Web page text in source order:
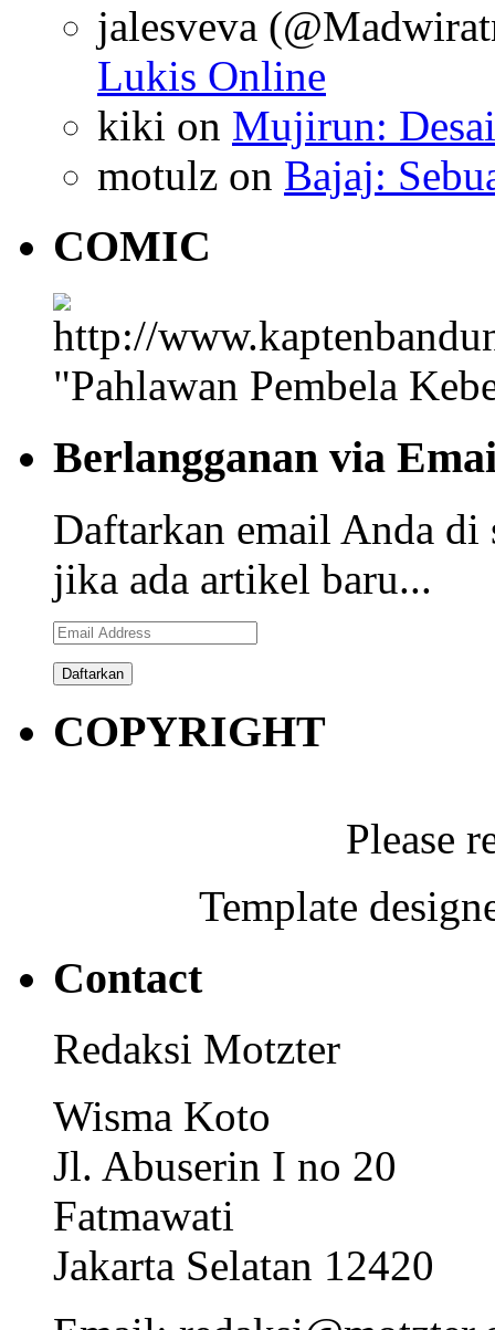
jalesveva
Lukis Online
kiki on Mujirun:
motulz on Bajaj:
COMIC
"Pahlawan Pembela
Berlangganan via
Daftarkan email Anda
jika ada artikel baru...
Email
Address
COPYRIGHT
Please
Template
Contact
Redaksi Motzter
Wisma Koto
Jl. Abuserin I no 20
Fatmawati
Jakarta Selatan 12420